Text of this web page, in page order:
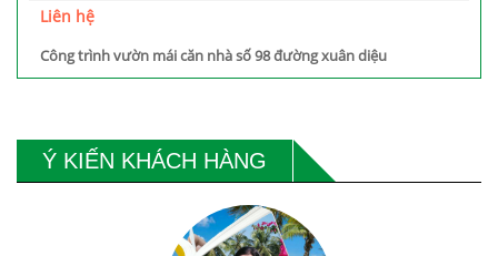
Liên hệ
Công trình vườn mái căn nhà số 98 đường xuân diệu
Ý KIẾN KHÁCH HÀNG